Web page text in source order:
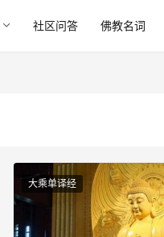
社区问答 佛教名词
大乘单译经